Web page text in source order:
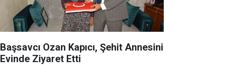
Başsavcı Ozan Kapıcı, Şehit Annesini
Evinde Ziyaret Etti